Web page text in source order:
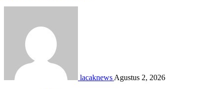
lacaknews Agustus 2, 2026